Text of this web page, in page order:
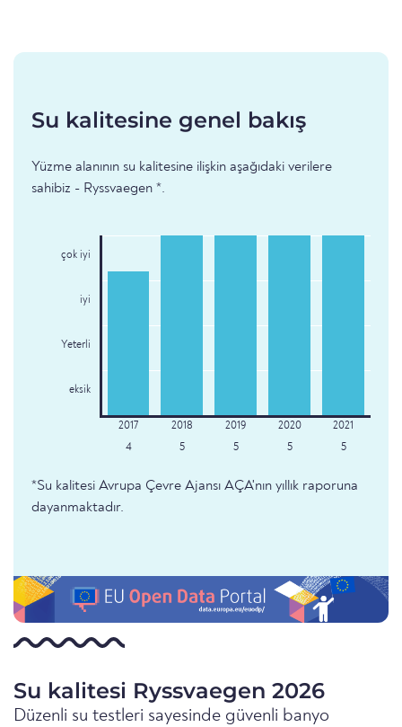
Su kalitesine genel bakış
Yüzme alanının su kalitesine ilişkin aşağıdaki verilere
sahibiz - Ryssvaegen *.
çok iyi
iyi
Yeterli
eksik
4 5 5 5 5
*Su kalitesi Avrupa Çevre Ajansı AÇA'nın yıllık raporuna
dayanmaktadır.
Su kalitesi Ryssvaegen 2026
Düzenli su testleri sayesinde güvenli banyo